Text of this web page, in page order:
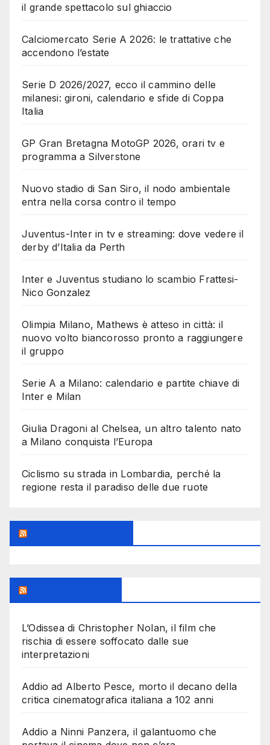
il grande spettacolo sul ghiaccio
Calciomercato Serie A 2026: le trattative che
accendono l’estate
Serie D 2026/2027, ecco il cammino delle
milanesi: gironi, calendario e sfide di Coppa
Italia
GP Gran Bretagna MotoGP 2026, orari tv e
programma a Silverstone
Nuovo stadio di San Siro, il nodo ambientale
entra nella corsa contro il tempo
Juventus-Inter in tv e streaming: dove vedere il
derby d’Italia da Perth
Inter e Juventus studiano lo scambio Frattesi-
Nico Gonzalez
Olimpia Milano, Mathews è atteso in città: il
nuovo volto biancorosso pronto a raggiungere
il gruppo
Serie A a Milano: calendario e partite chiave di
Inter e Milan
Giulia Dragoni al Chelsea, un altro talento nato
a Milano conquista l’Europa
Ciclismo su strada in Lombardia, perché la
regione resta il paradiso delle due ruote
L’Odissea di Christopher Nolan, il film che
rischia di essere soffocato dalle sue
interpretazioni
Addio ad Alberto Pesce, morto il decano della
critica cinematografica italiana a 102 anni
Addio a Ninni Panzera, il galantuomo che